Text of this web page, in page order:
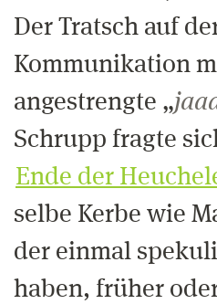
Der Tratsch auf
Kommunikation
angestrengte „
Schrupp fragte
Ende der
selbe Kerbe wie
der einmal
haben, früher